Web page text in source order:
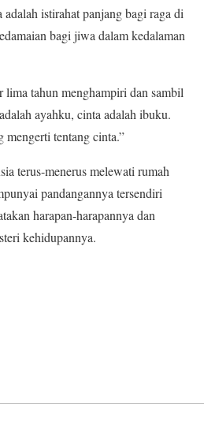
istirahat panjang bagi raga di
bagi jiwa dalam kedalaman
lima tahun menghampiri dan sambil
ayahku, cinta adalah ibuku.
tentang cinta.”
terus-menerus melewati rumah
pandangannya tersendiri
harapan-harapannya dan
kehidupannya.